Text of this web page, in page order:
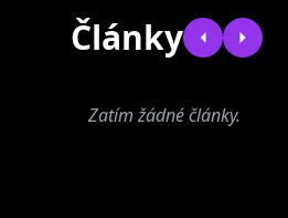
Současné Bývalé
Články
Zatím žádné články.